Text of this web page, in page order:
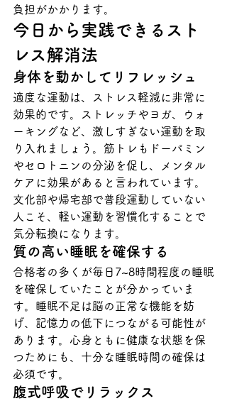
負担がかかります。
今日から実践できるスト
レス解消法
身体を動かしてリフレッシュ
適度な運動は、ストレス軽減に非常に
効果的です。ストレッチやヨガ、ウォ
ーキングなど、激しすぎない運動を取
り入れましょう。筋トレもドーパミン
やセロトニンの分泌を促し、メンタル
ケアに効果があると言われています。
文化部や帰宅部で普段運動していない
人こそ、軽い運動を習慣化することで
気分転換になります。
質の高い睡眠を確保する
合格者の多くが毎日7~8時間程度の睡眠
を確保していたことが分かっていま
す。睡眠不足は脳の正常な機能を妨
げ、記憶力の低下につながる可能性が
あります。心身ともに健康な状態を保
つためにも、十分な睡眠時間の確保は
必須です。
腹式呼吸でリラックス